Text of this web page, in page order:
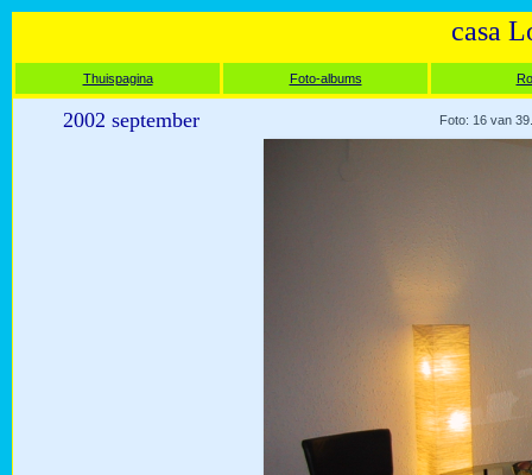
casa
Thuispagina Foto-albums
2002 september Foto: 16 van 39.